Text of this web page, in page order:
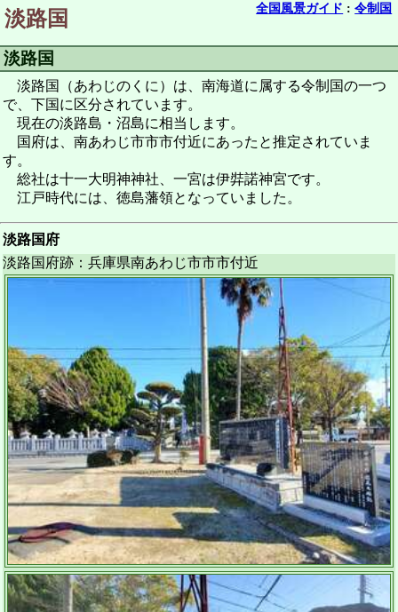
全国風景ガイド :令制国
淡路国
淡路国
淡路国（あわじのくに）は、南海道に属する令制国の一つ
で、下国に区分されています。
現在の淡路島・沼島に相当します。
国府は、南あわじ市市市付近にあったと推定されていま
す。
総社は十一大明神神社、一宮は伊弉諾神宮です。
江戸時代には、徳島藩領となっていました。
淡路国府
淡路国府跡：兵庫県南あわじ市市市付近